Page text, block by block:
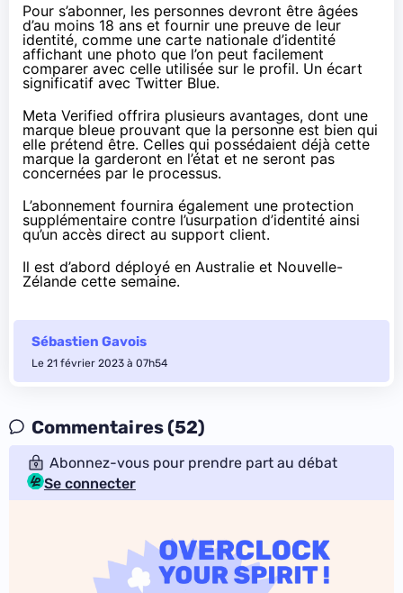
Pour s’abonner, les personnes devront être âgées
d’au moins 18 ans et fournir une preuve de leur
identité, comme une carte nationale d’identité
affichant une photo que l’on peut facilement
comparer avec celle utilisée sur le profil. Un écart
significatif avec Twitter Blue.
Meta Verified offrira plusieurs avantages, dont une
marque bleue prouvant que la personne est bien qui
elle prétend être. Celles qui possédaient déjà cette
marque la garderont en l’état et ne seront pas
concernées par le processus.
L’abonnement fournira également une protection
supplémentaire contre l’usurpation d’identité ainsi
qu’un accès direct au support client.
Il est d’abord déployé en Australie et Nouvelle-
Zélande cette semaine.
Sébastien Gavois
Le 21 février 2023 à 07h54
Commentaires (52)
Abonnez-vous pour prendre part au débat
Se connecter